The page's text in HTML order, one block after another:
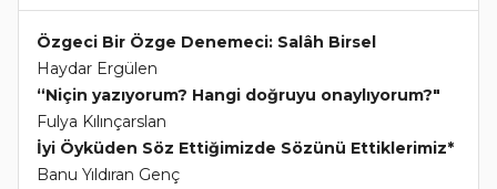
Özgeci Bir Özge Denemeci: Salâh Birsel
Haydar Ergülen
“Niçin yazıyorum? Hangi doğruyu onaylıyorum?"
Fulya Kılınçarslan
İyi Öyküden Söz Ettiğimizde Sözünü Ettiklerimiz*
Banu Yıldıran Genç